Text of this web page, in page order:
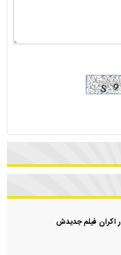
اکران فیلم جدیدش